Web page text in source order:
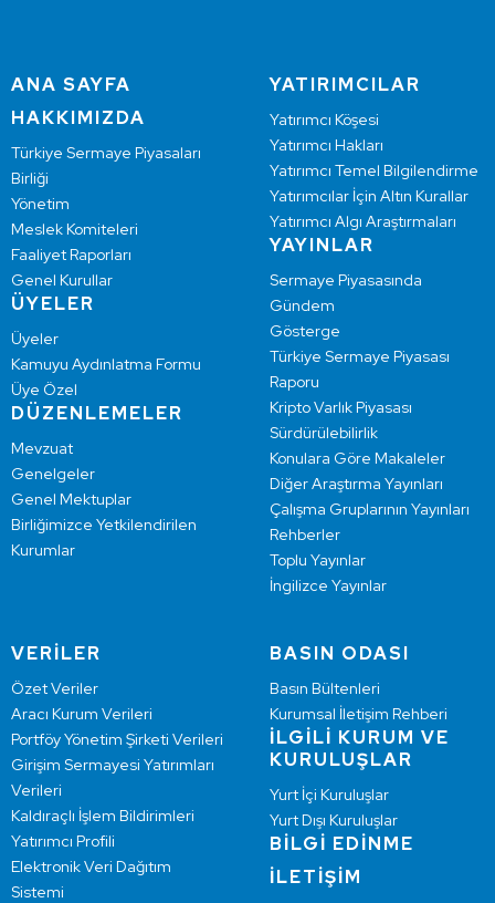
ANA SAYFA
HAKKIMIZDA
Türkiye Sermaye Piyasaları
Birliği
Yönetim
Meslek Komiteleri
Faaliyet Raporları
Genel Kurullar
ÜYELER
Üyeler
Kamuyu Aydınlatma Formu
Üye Özel
DÜZENLEMELER
Mevzuat
Genelgeler
Genel Mektuplar
Birliğimizce Yetkilendirilen
Kurumlar
YATIRIMCILAR
Yatırımcı Köşesi
Yatırımcı Hakları
Yatırımcı Temel Bilgilendirme
Yatırımcılar İçin Altın Kurallar
Yatırımcı Algı Araştırmaları
YAYINLAR
Sermaye Piyasasında
Gündem
Gösterge
Türkiye Sermaye Piyasası
Raporu
Kripto Varlık Piyasası
Sürdürülebilirlik
Konulara Göre Makaleler
Diğer Araştırma Yayınları
Çalışma Gruplarının Yayınları
Rehberler
Toplu Yayınlar
İngilizce Yayınlar
VERİLER
Özet Veriler
Aracı Kurum Verileri
Portföy Yönetim Şirketi Verileri
Girişim Sermayesi Yatırımları
Verileri
Kaldıraçlı İşlem Bildirimleri
Yatırımcı Profili
Elektronik Veri Dağıtım
Sistemi
BASIN ODASI
Basın Bültenleri
Kurumsal İletişim Rehberi
İLGİLİ KURUM VE
KURULUŞLAR
Yurt İçi Kuruluşlar
Yurt Dışı Kuruluşlar
BİLGİ EDİNME
İLETİŞİM